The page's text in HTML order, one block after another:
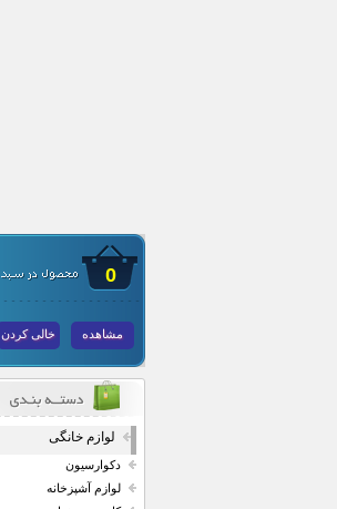
0
مشاهده خالی کردن
لوازم خانگی
دکوارسیون
لوازم آشپزخانه